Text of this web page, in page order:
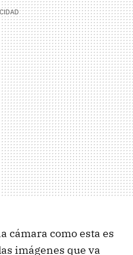
cámara como esta es
imágenes que va